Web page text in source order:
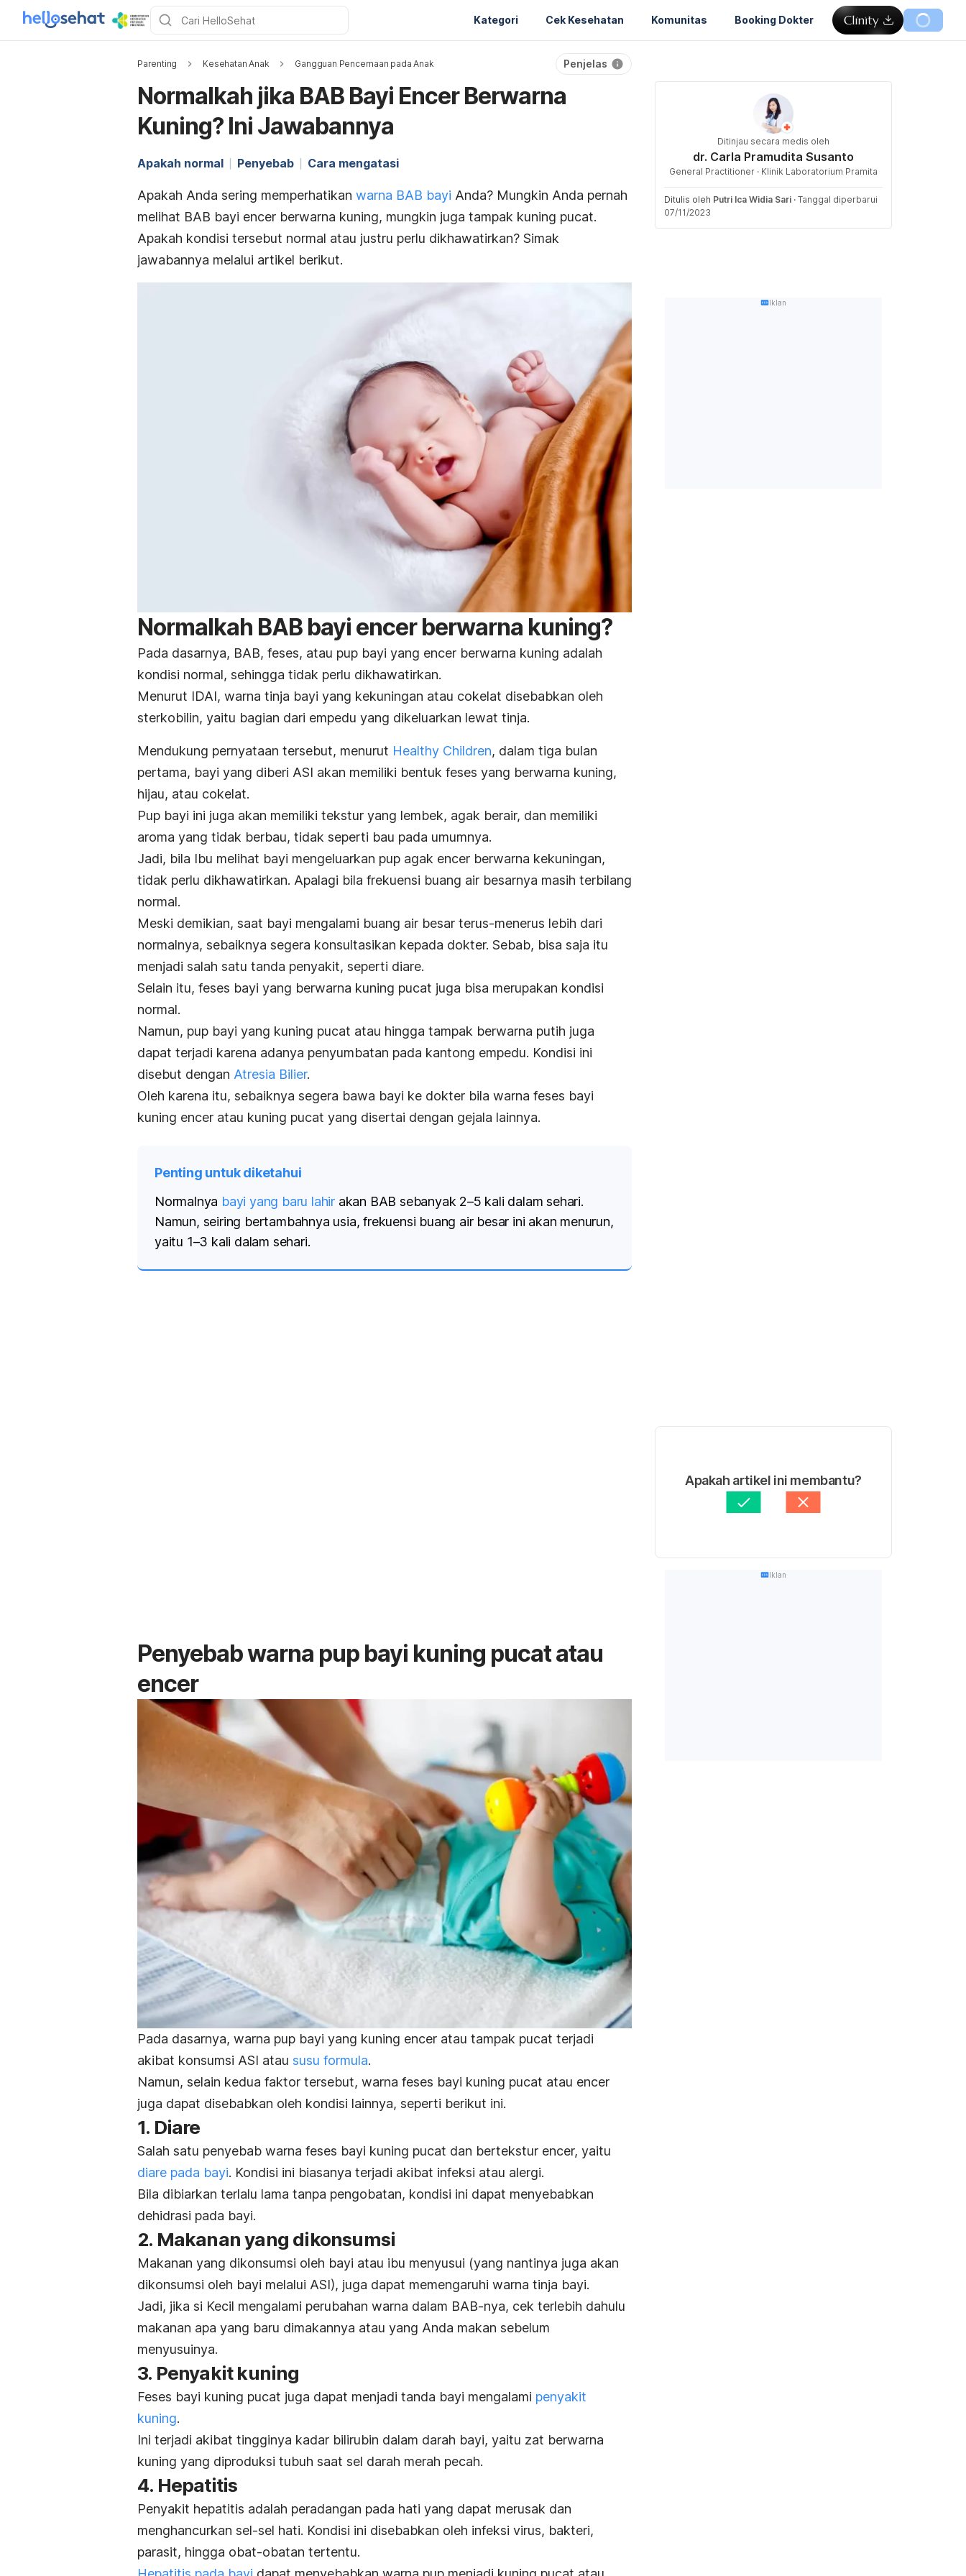
Kategori Cek Kesehatan Komunitas Booking Dokter
Parenting Kesehatan Anak Gangguan Pencernaan pada Anak Penjelas
Normalkah jika BAB Bayi Encer Berwarna
Kuning? Ini Jawabannya
Apakah normal Penyebab Cara mengatasi
Apakah Anda sering memperhatikan warna BAB bayi Anda? Mungkin Anda pernah
melihat BAB bayi encer berwarna kuning, mungkin juga tampak kuning pucat.
Apakah kondisi tersebut normal atau justru perlu dikhawatirkan? Simak
jawabannya melalui artikel berikut.
Normalkah BAB bayi encer berwarna kuning?
Pada dasarnya, BAB, feses, atau pup bayi yang encer berwarna kuning adalah
kondisi normal, sehingga tidak perlu dikhawatirkan.
Menurut IDAI, warna tinja bayi yang kekuningan atau cokelat disebabkan oleh
sterkobilin, yaitu bagian dari empedu yang dikeluarkan lewat tinja.
Mendukung pernyataan tersebut, menurut Healthy Children, dalam tiga bulan
pertama, bayi yang diberi ASI akan memiliki bentuk feses yang berwarna kuning,
hijau, atau cokelat.
Pup bayi ini juga akan memiliki tekstur yang lembek, agak berair, dan memiliki
aroma yang tidak berbau, tidak seperti bau pada umumnya.
Jadi, bila Ibu melihat bayi mengeluarkan pup agak encer berwarna kekuningan,
tidak perlu dikhawatirkan. Apalagi bila frekuensi buang air besarnya masih terbilang
normal.
Meski demikian, saat bayi mengalami buang air besar terus-menerus lebih dari
normalnya, sebaiknya segera konsultasikan kepada dokter. Sebab, bisa saja itu
menjadi salah satu tanda penyakit, seperti diare.
Selain itu, feses bayi yang berwarna kuning pucat juga bisa merupakan kondisi
normal.
Namun, pup bayi yang kuning pucat atau hingga tampak berwarna putih juga
dapat terjadi karena adanya penyumbatan pada kantong empedu. Kondisi ini
disebut dengan Atresia Bilier.
Oleh karena itu, sebaiknya segera bawa bayi ke dokter bila warna feses bayi
kuning encer atau kuning pucat yang disertai dengan gejala lainnya.
Penting untuk diketahui
Normalnya bayi yang baru lahir akan BAB sebanyak 2–5 kali dalam sehari.
Namun, seiring bertambahnya usia, frekuensi buang air besar ini akan menurun,
yaitu 1–3 kali dalam sehari.
Penyebab warna pup bayi kuning pucat atau
encer
Pada dasarnya, warna pup bayi yang kuning encer atau tampak pucat terjadi
akibat konsumsi ASI atau susu formula.
Namun, selain kedua faktor tersebut, warna feses bayi kuning pucat atau encer
juga dapat disebabkan oleh kondisi lainnya, seperti berikut ini.
1. Diare
Salah satu penyebab warna feses bayi kuning pucat dan bertekstur encer, yaitu
diare pada bayi. Kondisi ini biasanya terjadi akibat infeksi atau alergi.
Bila dibiarkan terlalu lama tanpa pengobatan, kondisi ini dapat menyebabkan
dehidrasi pada bayi.
2. Makanan yang dikonsumsi
Makanan yang dikonsumsi oleh bayi atau ibu menyusui (yang nantinya juga akan
dikonsumsi oleh bayi melalui ASI), juga dapat memengaruhi warna tinja bayi.
Jadi, jika si Kecil mengalami perubahan warna dalam BAB-nya, cek terlebih dahulu
makanan apa yang baru dimakannya atau yang Anda makan sebelum
menyusuinya.
3. Penyakit kuning
Feses bayi kuning pucat juga dapat menjadi tanda bayi mengalami penyakit
kuning.
Ini terjadi akibat tingginya kadar bilirubin dalam darah bayi, yaitu zat berwarna
kuning yang diproduksi tubuh saat sel darah merah pecah.
4. Hepatitis
Penyakit hepatitis adalah peradangan pada hati yang dapat merusak dan
menghancurkan sel-sel hati. Kondisi ini disebabkan oleh infeksi virus, bakteri,
parasit, hingga obat-obatan tertentu.
Ditinjau secara medis oleh
dr. Carla Pramudita Susanto
General Practitioner · Klinik Laboratorium Pramita
Ditulis oleh Putri Ica Widia Sari · Tanggal diperbarui
07/11/2023
Iklan
Apakah artikel ini membantu?
Iklan